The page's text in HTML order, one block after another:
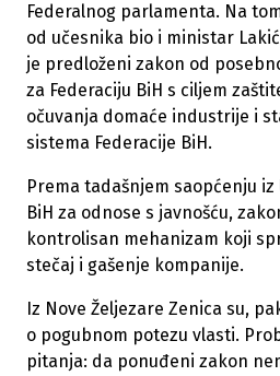
Federalnog parlamenta. Na
od učesnika bio i ministar
je predloženi zakon od
za Federaciju BiH s ciljem
očuvanja domaće industrije i
sistema Federacije BiH.
Prema tadašnjem saopćenju iz
BiH za odnose s javnošću,
kontrolisan mehanizam koji
stečaj i gašenje kompanije.
Iz Nove Željezare Zenica su,
o pogubnom potezu vlasti.
pitanja: da ponuđeni zakon